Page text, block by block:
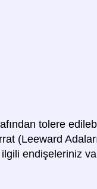
tolere
(Leeward
endişeleriniz